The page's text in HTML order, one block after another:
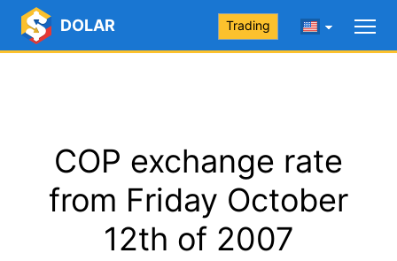
DOLAR Trading
COP exchange rate
from Friday October
12th of 2007